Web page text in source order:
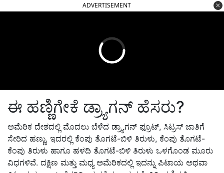
ADVERTISEMENT
ಈ ಹಣ್ಣಿಗೇಕೆ ಡ್ರ್ಯಾಗನ್ ಹೆಸರು?
ಅಮೆರಿಕ ದೇಶದಲ್ಲಿ ಮೊದಲು ಬೆಳೆದ ಡ್ರ್ಯಾಗನ್ ಫ್ರೂಟ್, ಸಿಟ್ರಸ್ ಜಾತಿಗೆ
ಸೇರಿದ ಹಣ್ಣು. ಇದರಲ್ಲಿ ಕೆಂಪು ತೊಗಟೆ-ಬಿಳಿ ತಿರುಳು, ಕೆಂಪು ತೊಗಟೆ-
ಕೆಂಪು ತಿರುಳು ಹಾಗೂ ಹಳದಿ ತೊಗಟೆ-ಬಿಳಿ ತಿರುಳು ಒಳಗೊಂಡ ಮೂರು
ವಿಧಗಳಿವೆ. ದಕ್ಷಿಣ ಮತ್ತು ಮಧ್ಯ ಅಮೆರಿಕದಲ್ಲಿ ಇದನ್ನು ಪಿಟಾಯ ಅಥವಾ